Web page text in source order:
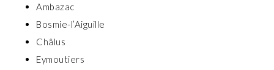
Ambazac
Bosmie-l’Aiguille
Châlus
Eymoutiers